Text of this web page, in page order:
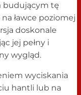
budującym tę
ławce poziomej
doskonale
jej pełny i
wygląd.
wyciskania
hantli lub na